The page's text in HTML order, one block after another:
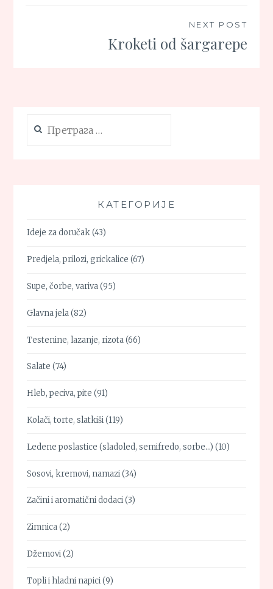
NEXT POST
Kroketi od šargarepe
за:
КАТЕГОРИЈЕ
Ideje za doručak(43)
Predjela, prilozi, grickalice (67)
Supe, čorbe, variva(95)
Glavna jela(82)
Testenine, lazanje, rizota(66)
Salate (74)
Hleb, peciva, pite (91)
Kolači, torte, slatkiši(119)
Ledene poslastice (sladoled, semifredo, sorbe…) (10)
Sosovi, kremovi, namazi(34)
Začini i aromatični dodaci(3)
Zimnica(2)
Džemovi(2)
Topli i hladni napici(9)